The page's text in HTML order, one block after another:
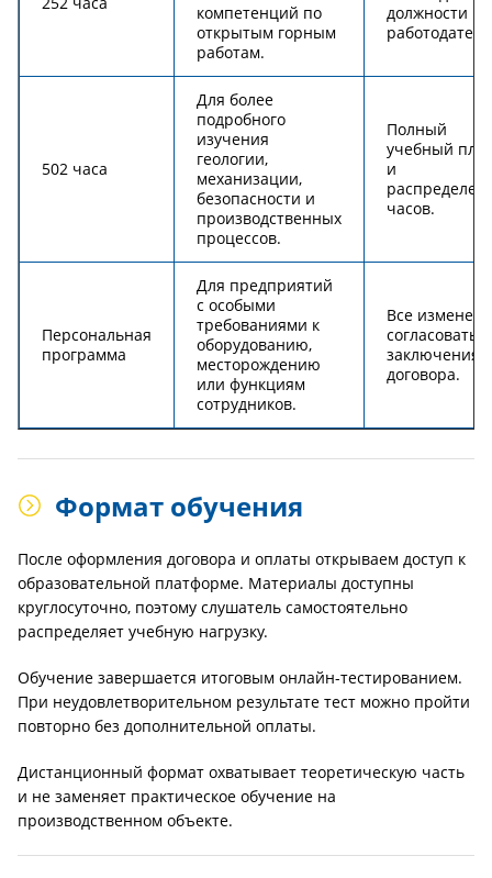
компетенций по
открытым горным
работам.
должности и
502 часа
Для более
подробного
изучения
геологии,
механизации,
безопасности и
производственных
процессов.
Полный
учебный
и
часов.
Персональная
программа
Для предприятий
с особыми
требованиями к
оборудованию,
месторождению
или функциям
сотрудников.
Все
согласовать
заключения
договора.
Формат обучения
После оформления договора и оплаты открываем доступ к
образовательной платформе. Материалы доступны
круглосуточно, поэтому слушатель самостоятельно
распределяет учебную нагрузку.
Обучение завершается итоговым онлайн-тестированием.
При неудовлетворительном результате тест можно пройти
повторно без дополнительной оплаты.
Дистанционный формат охватывает теоретическую часть
и не заменяет практическое обучение на
производственном объекте.